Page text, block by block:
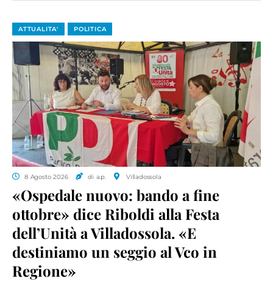
ATTUALITA' POLITICA
8 Agosto 2026 di a.p. Villadossola
«Ospedale nuovo: bando a fine
ottobre» dice Riboldi alla Festa
dell’Unità a Villadossola. «E
destiniamo un seggio al Vco in
Regione»